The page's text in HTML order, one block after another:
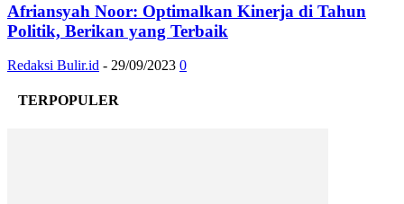
Afriansyah Noor: Optimalkan Kinerja di Tahun
Politik, Berikan yang Terbaik
Redaksi Bulir.id - 29/09/2023 0
TERPOPULER